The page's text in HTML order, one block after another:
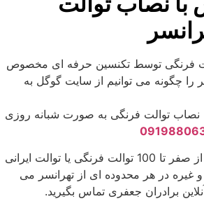
فرنگی توسط تکنسین حرفه ای مخصوص
را چگونه می توانیم از سایت گوگل به
نصاب توالت فرنگی به صورت شبانه روزی
برای نصب و راه اندازی از صفر تا 100 توالت فرنگی یا توالت ایرانی
غیره در هر محدوده ای از تهرانسر می
برادران جعفری تماس بگیرید.